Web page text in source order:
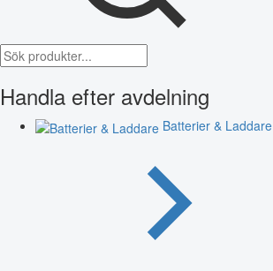
Handla efter avdelning
Batterier & Laddare